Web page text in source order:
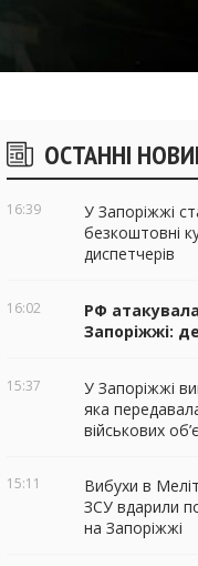
Бічні
віджети
ОСТАННІ
16:39
У Запоріжжі
безкоштовні
диспетчерів
16:02
РФ
Запоріжжі:
15:37
У Запоріжжі
яка
військових
15:11
Вибухи в
ЗСУ вдарили
на Запоріжжі